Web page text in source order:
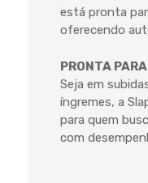
está pronta
oferecendo
PRONTA
Seja em
íngremes, a
para quem
com